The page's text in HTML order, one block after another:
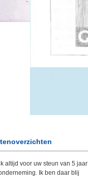
altijd voor uw steun van 5 jaar
Ik ben daar blij